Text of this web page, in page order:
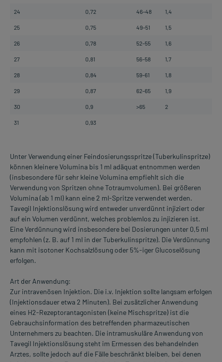
24 0,72 46–48 1,4
25 0,75 49–51 1,5
26 0,78 52–55 1,6
27 0,81 56–58 1,7
28 0,84 59–61 1,8
29 0,87 62–65 1,9
30 0,9 >65 2
31 0,93
Unter Verwendung einer Feindosierungsspritze (Tuberkulinspritze)
können kleinere Volumina bis 1 ml adäquat entnommen werden
(insbesondere für sehr kleine Volumina empfiehlt sich die
Verwendung von Spritzen ohne Totraumvolumen). Bei größeren
Volumina (ab 1 ml) kann eine 2 ml-Spritze verwendet werden.
Tavegil Injektionslösung wird entweder unverdünnt injiziert oder
auf ein Volumen verdünnt, welches problemlos zu injizieren ist.
Eine Verdünnung wird insbesondere bei Dosierungen unter 0,5 ml
empfohlen (z. B. auf 1 ml in der Tuberkulinspritze). Die Verdünnung
kann mit isotoner Kochsalzlösung oder 5%-iger Glucoselösung
erfolgen.
Art der Anwendung:
Zur intravenösen Injektion. Die i.v. Injektion sollte langsam erfolgen
(Injektionsdauer etwa 2 Minuten). Bei zusätzlicher Anwendung
eines H2-Rezeptorantagonisten (keine Mischspritze) ist die
Gebrauchsinformation des betreffenden pharmazeutischen
Unternehmers zu beachten. Die intramuskuläre Anwendung von
Tavegil Injektionslösung steht im Ermessen des behandelnden
Arztes, sollte jedoch auf die Fälle beschränkt bleiben, bei denen